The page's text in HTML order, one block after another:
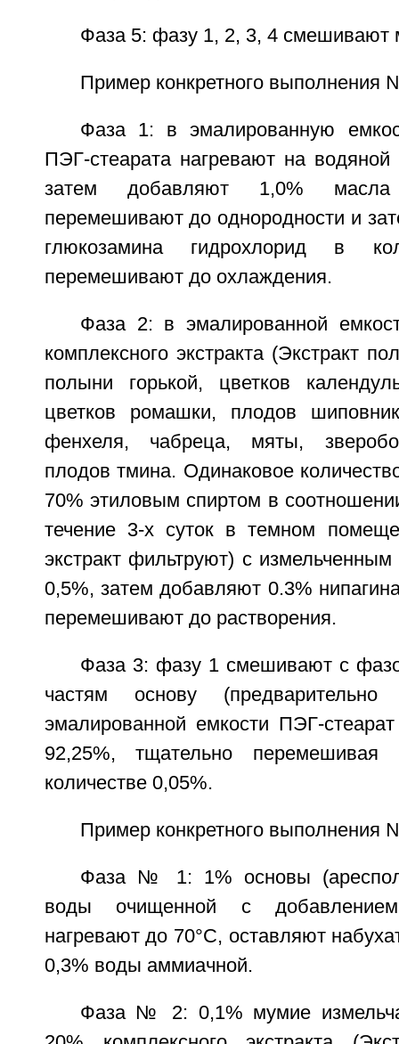
Фаза 5: фазу 1, 2, 3, 4 смешивают
Пример конкретного выполнения
Фаза 1: в эмалированную
ПЭГ-стеарата нагревают на
затем добавляют 1,0% масла
перемешивают до однородности и
глюкозамина гидрохлорид в
перемешивают до охлаждения.
Фаза 2: в эмалированной
комплексного экстракта (Экстракт
полыни горькой, цветков
цветков ромашки, плодов
фенхеля, чабреца, мяты,
плодов тмина. Одинаковое
70% этиловым спиртом в
течение 3-х суток в темном
экстракт фильтруют) с
0,5%, затем добавляют 0.3%
перемешивают до растворения.
Фаза 3: фазу 1 смешивают с
частям основу
эмалированной емкости ПЭГ-
92,25%, тщательно
количестве 0,05%.
Пример конкретного выполнения
Фаза № 1: 1% основы
воды очищенной с
нагревают до 70°C, оставляют
0,3% воды аммиачной.
Фаза № 2: 0,1% мумие